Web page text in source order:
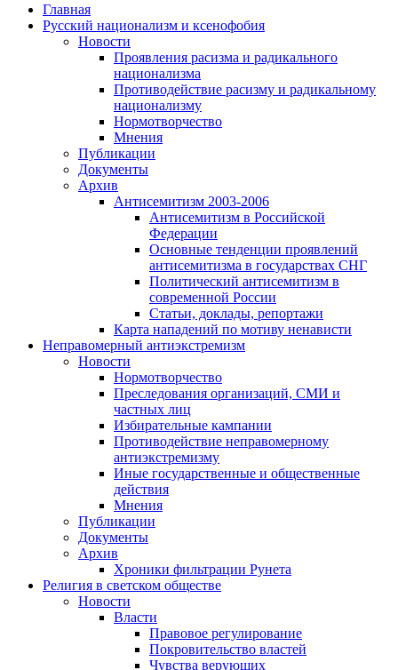
Главная
Русский национализм и ксенофобия
Новости
Проявления расизма и радикального
национализма
Противодействие расизму и радикальному
национализму
Нормотворчество
Мнения
Публикации
Документы
Архив
Антисемитизм 2003-2006
Антисемитизм в Российской
Федерации
Основные тенденции проявлений
антисемитизма в государствах СНГ
Политический антисемитизм в
современной России
Статьи, доклады, репортажи
Карта нападений по мотиву ненависти
Неправомерный антиэкстремизм
Новости
Нормотворчество
Преследования организаций, СМИ и
частных лиц
Избирательные кампании
Противодействие неправомерному
антиэкстремизму
Иные государственные и общественные
действия
Мнения
Публикации
Документы
Архив
Хроники фильтрации Рунета
Религия в светском обществе
Новости
Власти
Правовое регулирование
Покровительство властей
Чувства верующих